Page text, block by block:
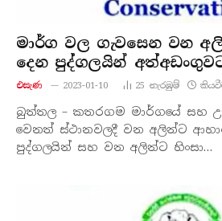
මාර්ග වල ගැවසෙන වන
දෙන පුද්ගලයින්
එසැණ 2023-01-10 25 නැරඹු​ම්
බුත්තල – කතරගම මාර්ගයේ සහ
වෙනත් ස්ථානවලදී වන අලින්ට
පුද්ගලයින් සහ වන අලින්ට හිංසා…